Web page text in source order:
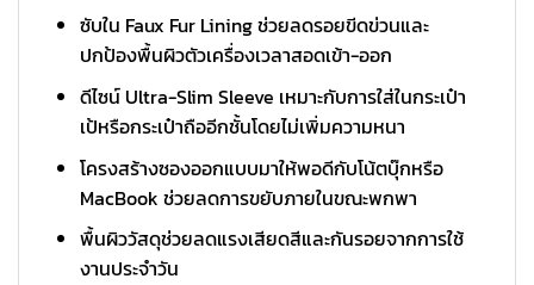
ซับใน Faux Fur Lining ช่วยลดรอยขีดข่วนและ
ปกป้องพื้นผิวตัวเครื่องเวลาสอดเข้า-ออก
ดีไซน์ Ultra-Slim Sleeve เหมาะกับการใส่ในกระเป๋า
เป้หรือกระเป๋าถืออีกชั้นโดยไม่เพิ่มความหนา
โครงสร้างซองออกแบบมาให้พอดีกับโน้ตบุ๊กหรือ
MacBook ช่วยลดการขยับภายในขณะพกพา
พื้นผิววัสดุช่วยลดแรงเสียดสีและกันรอยจากการใช้
งานประจำวัน